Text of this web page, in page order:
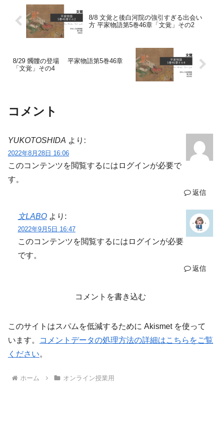
8/8 文覚と後白河院の強引すぎる出会い
方 平家物語第5巻46章「文覚」その2
8/29 髑髏の登場 平家物語第5巻46章
「文覚」その4
コメント
YUKOTOSHIDA より:
2022年8月28日 16:06
このコンテンツを閲覧するにはログインが必要で
す。
返信
文LABO より:
2022年9月5日 16:47
このコンテンツを閲覧するにはログインが必要
です。
返信
コメントを書き込む
このサイトはスパムを低減するために Akismet を使って
います。
コメントデータの処理方法の詳細はこちらをご覧
ください。
ホーム オンライン授業用